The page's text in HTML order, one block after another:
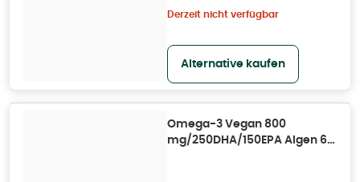
Derzeit nicht verfügbar
Alternative kaufen
Omega-3 Vegan 800
mg/250DHA/150EPA Algen 60